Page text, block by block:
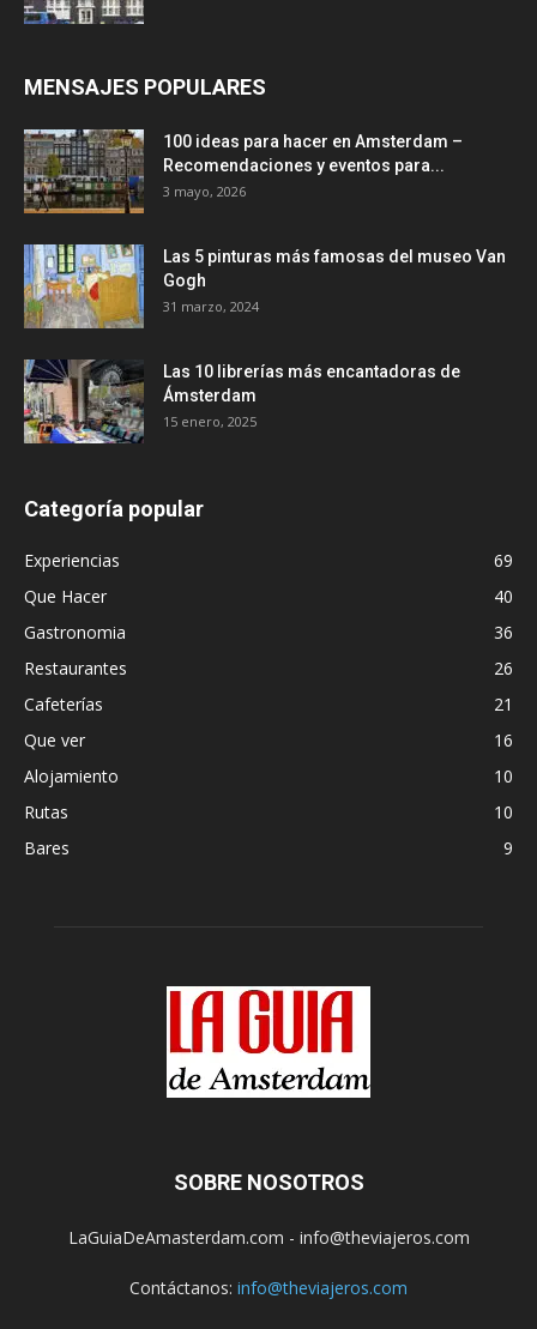
MENSAJES POPULARES
100 ideas para hacer en Amsterdam –
Recomendaciones y eventos para...
3 mayo, 2026
Las 5 pinturas más famosas del museo Van
Gogh
31 marzo, 2024
Las 10 librerías más encantadoras de
Ámsterdam
15 enero, 2025
Categoría popular
Experiencias
69
Que Hacer
40
Gastronomia
36
Restaurantes
26
Cafeterías
21
Que ver
16
Alojamiento
10
Rutas
10
Bares
9
SOBRE NOSOTROS
LaGuiaDeAmasterdam.com - info@theviajeros.com
Contáctanos: info@theviajeros.com